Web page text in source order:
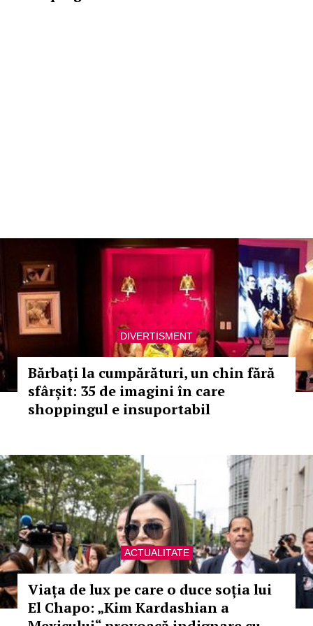
DIVERTISMENT
Bărbați la cumpărături, un chin fără
sfârșit: 35 de imagini în care
shoppingul e insuportabil
ACTUALITATE
Viața de lux pe care o duce soția lui
El Chapo: „Kim Kardashian a